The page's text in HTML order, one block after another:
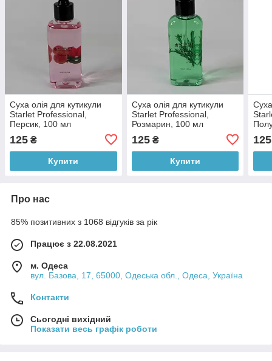
Суха олія для кутикули
Starlet Professional,
Персик, 100 мл
125 ₴
Купити
Суха олія для кутикули
Starlet Professional,
Розмарин, 100 мл
125₴
Купити
125
Про нас
85% позитивних з 1068 відгуків за рік
Працює з 22.08.2021
м. Одеса
вул. Базова, 17, 65000, Одеська обл., Одеса, Україна
Контакти
Сьогодні вихідний
Показати весь графік роботи